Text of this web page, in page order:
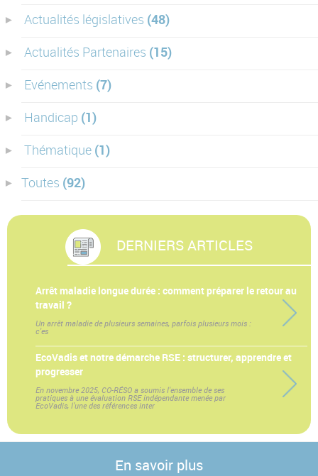
Actualités législatives (48)
Actualités Partenaires (15)
Evénements (7)
Handicap (1)
Thématique (1)
Toutes (92)
DERNIERS ARTICLES
Arrêt maladie longue durée : comment préparer le retour au
travail ?
Un arrêt maladie de plusieurs semaines, parfois plusieurs mois :
c'es
EcoVadis et notre démarche RSE : structurer, apprendre et
progresser
En novembre 2025, CO-RÉSO a soumis l'ensemble de ses
pratiques à une évaluation RSE indépendante menée par
EcoVadis, l'une des références inter
En savoir plus